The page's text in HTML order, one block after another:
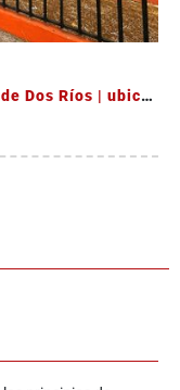
Alquiler de Oficinas | San Francisco de Dos Ríos | ubicación principal